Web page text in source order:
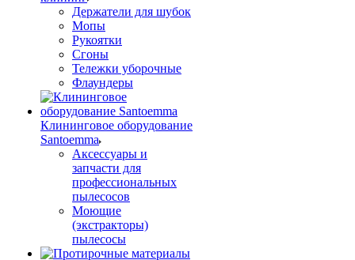
Держатели для шубок
Мопы
Рукоятки
Сгоны
Тележки уборочные
Флаундеры
Клининговое оборудование
Santoemma
Аксессуары и
запчасти для
профессиональных
пылесосов
Моющие
(экстракторы)
пылесосы